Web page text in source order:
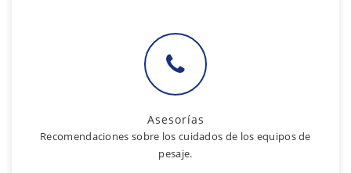
Asesorías
Recomendaciones sobre los cuidados de los equipos de
pesaje.